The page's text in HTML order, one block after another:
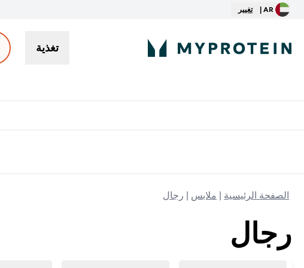
AR | تغيير
تغذية
الصفحة الرئيسية ملابس رجال
رجال